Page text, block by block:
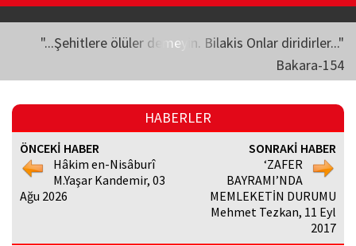
"...Şehitlere ölüler demeyin. Bilakis Onlar diridirler..."
Bakara-154
HABERLER
ÖNCEKİ HABER
Hâkim en-Nisâburî
M.Yaşar Kandemir, 03
Ağu 2026
SONRAKİ HABER
‘ZAFER
BAYRAMI’NDA
MEMLEKETİN DURUMU
Mehmet Tezkan, 11 Eyl
2017